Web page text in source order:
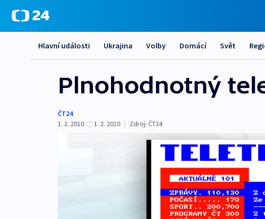
Hlavní události Ukrajina Volby Domácí Svět
Plnohodnotný
ČT24
1. 2. 2010
1. 2. 2010 | Zdroj: ČT24